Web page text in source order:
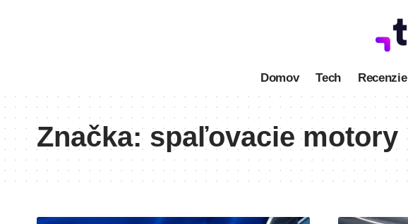
Domov Tech Recenzie
Značka: spaľovacie motory